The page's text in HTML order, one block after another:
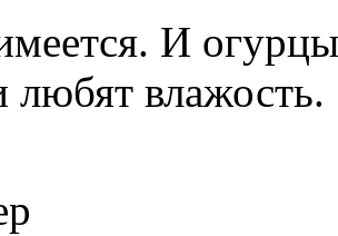
И
любят влажость.